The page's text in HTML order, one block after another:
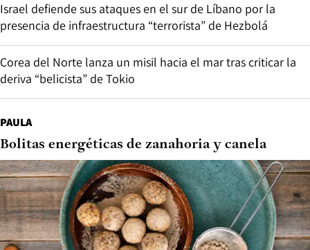
Israel defiende sus ataques en el sur de Líbano por la
presencia de infraestructura “terrorista” de Hezbolá
Corea del Norte lanza un misil hacia el mar tras criticar la
deriva “belicista” de Tokio
PAULA
Bolitas energéticas de zanahoria y canela